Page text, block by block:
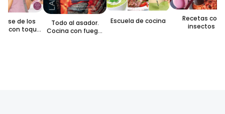
de los
con toque
Todo al asador.
Cocina con fuego,
Escuela de cocina
Recetas con
insectos